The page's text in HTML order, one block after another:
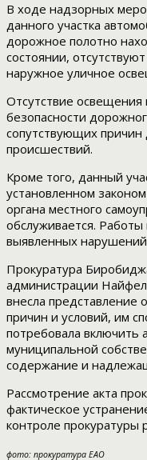
В ходе надзорных
данного участка
дорожное полотно
состоянии,
наружное уличное
Отсутствие освещения
безопасности
сопутствующих
происшествий.
Кроме того, данный
установленном
органа местного
обслуживается.
выявленных
Прокуратура
администрации
внесла представление
причин и условий, им
потребовала включить
муниципальной
содержание и
Рассмотрение акта
фактическое
контроле прокуратуры
фото: прокуратура ЕАО